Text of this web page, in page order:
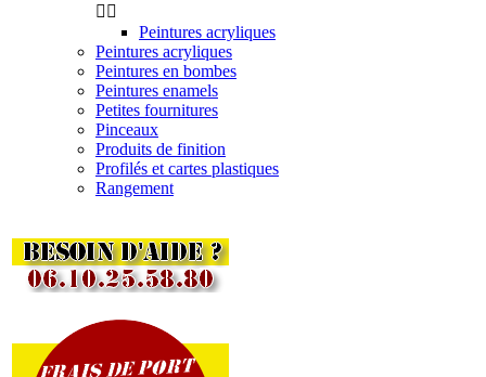
 
Peintures acryliques
Peintures acryliques
Peintures en bombes
Peintures enamels
Petites fournitures
Pinceaux
Produits de finition
Profilés et cartes plastiques
Rangement